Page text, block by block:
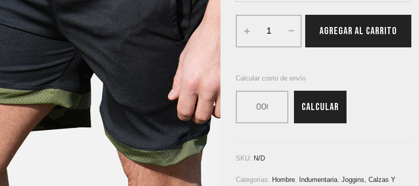
AGREGAR AL CARRITO
Calcular costo de envío
CALCULAR
SKU: N/D
Categorías: Hombre Indumentaria ,Joggins, Calzas Y